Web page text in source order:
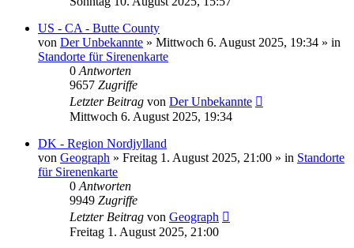
US - CA - Butte County
von Der Unbekannte » Mittwoch 6. August 2025, 19:34 » in
Standorte für Sirenenkarte
0 Antworten
9657 Zugriffe
Letzter Beitrag von Der Unbekannte
Mittwoch 6. August 2025, 19:34
DK - Region Nordjylland
von Geograph » Freitag 1. August 2025, 21:00 » in Standorte
für Sirenenkarte
0 Antworten
9949 Zugriffe
Letzter Beitrag von Geograph
Freitag 1. August 2025, 21:00